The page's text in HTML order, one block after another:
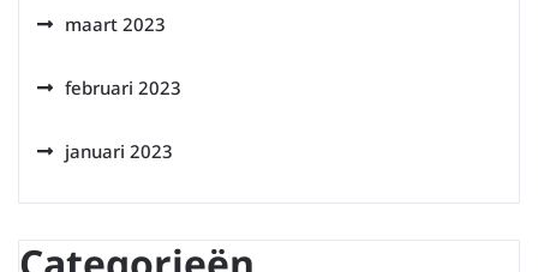
maart 2023
februari 2023
januari 2023